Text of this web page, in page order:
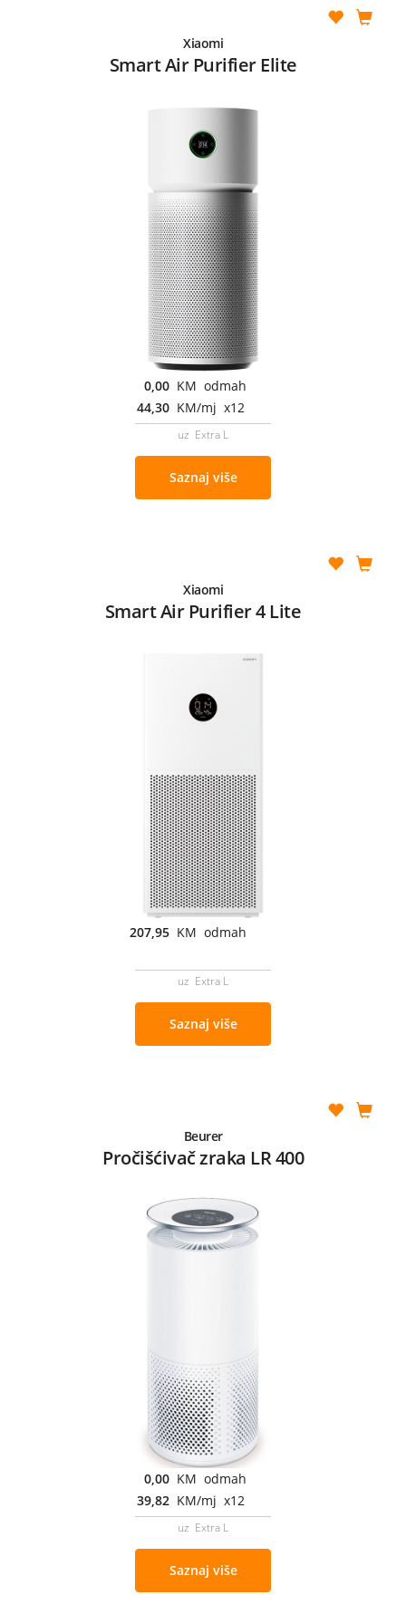
Xiaomi
Smart Air Purifier Elite
0,00 KM odmah
44,30 KM/mj x12
uz Extra L
Saznaj više
Xiaomi
Smart Air Purifier 4 Lite
207,95 KM odmah
uz Extra L
Saznaj više
Beurer
Pročišćivač zraka LR 400
0,00 KM odmah
39,82 KM/mj x12
uz Extra L
Saznaj više